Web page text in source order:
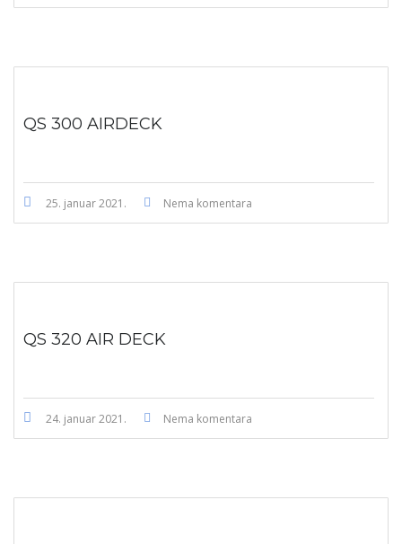
QS 300 AIRDECK
25. januar 2021. Nema komentara
QS 320 AIR DECK
24. januar 2021. Nema komentara